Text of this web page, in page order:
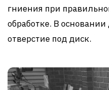
гниения при
обработке. В
отверстие под диск.